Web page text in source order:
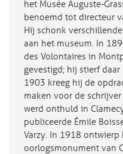
het Musée Auguste-
benoemd tot directeur
Hij schonk
aan het museum. In
des Volontaires in
gevestigd; hij stierf
1903 kreeg hij de
maken voor de
werd onthuld in
publiceerde Émile
Varzy. In 1918
oorlogsmonument van